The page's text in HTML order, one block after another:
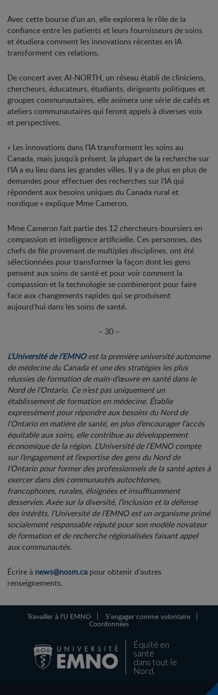
Avec cette bourse d’un an, elle explorera le rôle de la
confiance entre les patients et leurs fournisseurs de soins
et étudiera comment les innovations récentes en IA
transforment ces relations.
De concert avec AI-NORTH, un réseau établi de cliniciens,
chercheurs, éducateurs, étudiants, dirigeants politiques et
groupes communautaires, elle animera une série de cafés et
ateliers communautaires qui feront appels à diverses voix
et perspectives.
« Les innovations dans l’IA transforment les soins au
Canada, mais jusqu’à présent, la plupart de la recherche sur
l’IA a eu lieu dans les grandes villes. Il y a de plus en plus de
demandes pour effectuer des recherches sur l’IA qui
répondent aux besoins uniques du Canada rural et
nordique » explique Mme Cameron.
Mme Cameron fait partie des 12 chercheurs-boursiers en
compassion et intelligence artificielle. Ces personnes, des
chefs de file provenant de multiples disciplines, ont été
sélectionnées pour transformer la façon dont les gens
pensent aux soins de santé et pour voir comment la
compassion et la technologie se combineront pour faire
face aux changements rapides qui se produisent
aujourd’hui dans les soins de santé.
– 30 –
L’Université de l’EMNOest la première université autonome
de médecine du Canada et une des stratégies les plus
réussies de formation de main-d’œuvre en santé dans le
Nord de l’Ontario. Ce n’est pas uniquement un
établissement de formation en médecine. Établie
expressément pour répondre aux besoins du Nord de
l’Ontario en matière de santé, en plus d’encourager l’accès
équitable aux soins, elle contribue au développement
économique de la région. L’Université de l’EMNO compte
sur l’engagement et l’expertise des gens du Nord de
l’Ontario pour former des professionnels de la santé aptes à
exercer dans des communautés autochtones,
francophones, rurales, éloignées et insuffisamment
desservies. Axée sur la diversité, l’inclusion et la défense
des intérêts, l’Université de l’EMNO est un organisme primé
socialement responsable réputé pour son modèle novateur
de formation et de recherche régionalisées faisant appel
aux communautés.
Écrire à news@nosm.ca pour obtenir d’autres
renseignements.
Travailler à l’U EMNO S’engager comme volontaire
Coordonnées
Équité en
santé
dans tout le
Nord.